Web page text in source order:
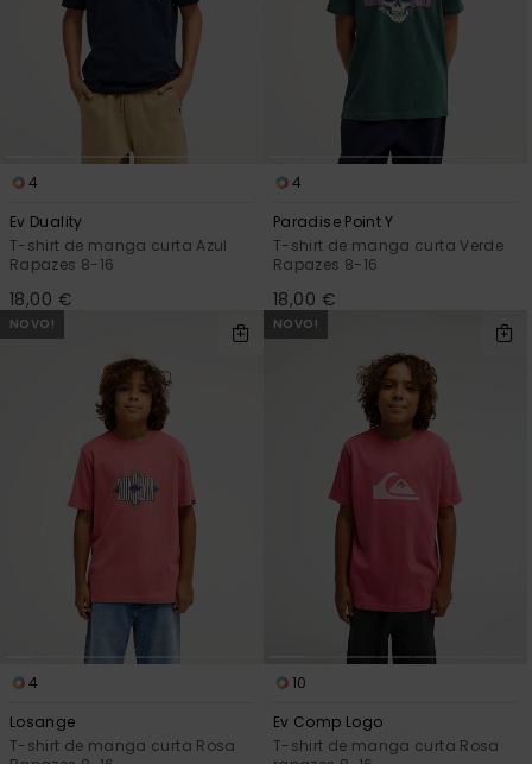
4
Ev Duality
T-shirt de manga curta Azul
Rapazes 8-16
18,00 €
4
Paradise Point Y
T-shirt de manga curta Verde
Rapazes 8-16
18,00 €
NOVO!
4
Losange
T-shirt de manga curta Rosa
NOVO!
10
Ev Comp Logo
T-shirt de manga curta Rosa